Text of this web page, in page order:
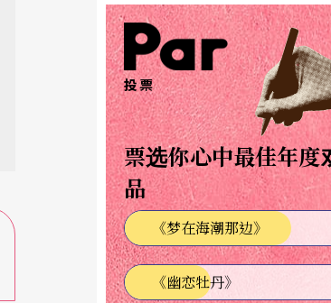
投票
票选你心中最佳年度
品
《梦在海潮那边》
《幽恋牡丹》